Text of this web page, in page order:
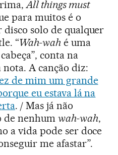
All things must
para muitos é o
solo de qualquer
“Wah-wahé uma
conta na
nota. A canção diz:
de mim um grande
eu estava lá na
. / Mas já não
de nenhum wah-wah,
a vida pode ser doce
me afastar”.